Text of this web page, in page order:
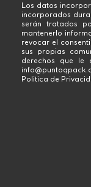
Los datos
incorporados
serán tratados
mantenerlo
revocar el
sus propias
derechos que le
Politica de